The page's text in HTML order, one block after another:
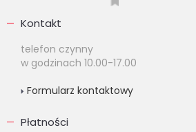
Kontakt
telefon czynny
w godzinach 10.00-17.00
Formularz kontaktowy
Płatności